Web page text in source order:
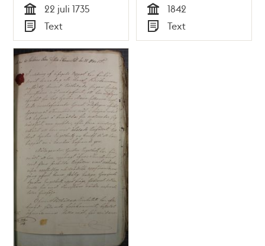
Tid
22 juli 1735
Typ
Text
rättsfall 1842
Tid
1842
Typ
Text